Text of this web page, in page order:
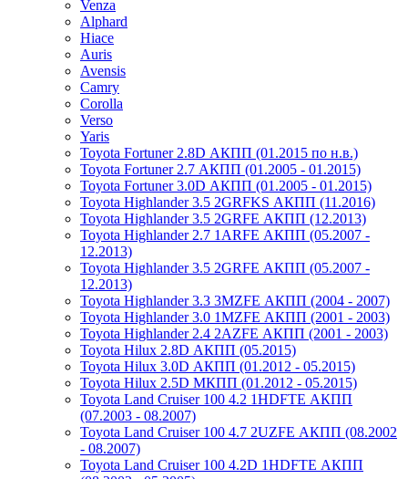
Venza
Alphard
Hiace
Auris
Avensis
Camry
Corolla
Verso
Yaris
Toyota Fortuner 2.8D АКПП (01.2015 по н.в.)
Toyota Fortuner 2.7 АКПП (01.2005 - 01.2015)
Toyota Fortuner 3.0D АКПП (01.2005 - 01.2015)
Toyota Highlander 3.5 2GRFKS АКПП (11.2016)
Toyota Highlander 3.5 2GRFE АКПП (12.2013)
Toyota Highlander 2.7 1ARFE АКПП (05.2007 -
12.2013)
Toyota Highlander 3.5 2GRFE АКПП (05.2007 -
12.2013)
Toyota Highlander 3.3 3MZFE АКПП (2004 - 2007)
Toyota Highlander 3.0 1MZFE АКПП (2001 - 2003)
Toyota Highlander 2.4 2AZFE АКПП (2001 - 2003)
Toyota Hilux 2.8D АКПП (05.2015)
Toyota Hilux 3.0D АКПП (01.2012 - 05.2015)
Toyota Hilux 2.5D МКПП (01.2012 - 05.2015)
Toyota Land Cruiser 100 4.2 1HDFTE АКПП
(07.2003 - 08.2007)
Toyota Land Cruiser 100 4.7 2UZFE АКПП (08.2002
- 08.2007)
Toyota Land Cruiser 100 4.2D 1HDFTE АКПП